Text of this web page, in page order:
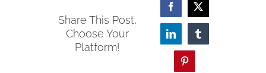
Share This Post,
Choose Your
Platform!
Facebook
LinkedIn